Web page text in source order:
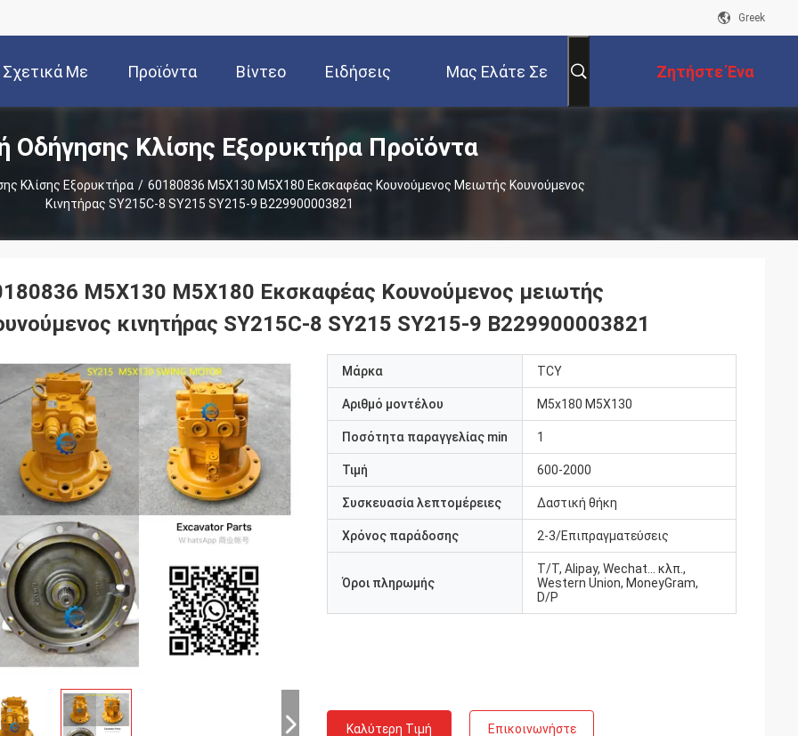
Greek
Σχετικά Με
Εμάς
Προϊόντα Βίντεο Ειδήσεις Μας Ελάτε Σε
Επαφή Με
Ζητήστε Ένα
Απόσπασμα
Οδήγησης Κλίσης Εξορυκτήρα Προϊόντα
Κλίσης Εξορυκτήρα / 60180836 M5X130 M5X180 Εκσκαφέας Κουνούμενος Μειωτής Κουνούμενος
Κινητήρας SY215C-8 SY215 SY215-9 B229900003821
M5X130 M5X180 Εκσκαφέας Κουνούμενος μειωτής
κινητήρας SY215C-8 SY215 SY215-9 B229900003821
Μάρκα TCY
Αριθμό μοντέλου M5x180 M5X130
Ποσότητα παραγγελίας min 1
Τιμή 600-2000
Συσκευασία λεπτομέρειες Δαστική θήκη
Χρόνος παράδοσης 2-3/Επιπραγματεύσεις
Όροι πληρωμής
Τ/Τ, Alipay, Wechat... κλπ.,
Western Union, MoneyGram,
D/P
Καλύτερη Τιμή Επικοινωνήστε